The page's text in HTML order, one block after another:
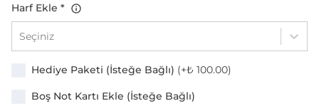
Harf Ekle *
Seçiniz
Hediye Paketi (İsteğe Bağlı) (+₺ 100.00)
Boş Not Kartı Ekle (İsteğe Bağlı)